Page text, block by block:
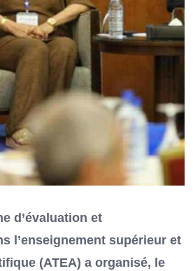
d’évaluation et
l’enseignement supérieur et
(ATEA) a organisé, le